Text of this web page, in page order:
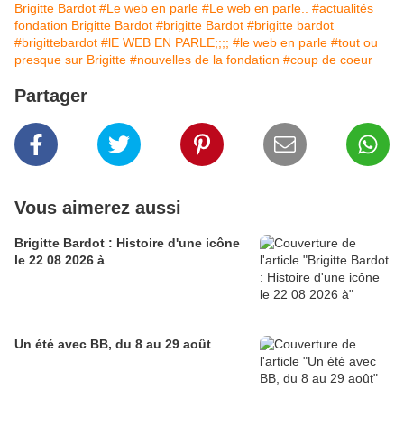
Brigitte Bardot #Le web en parle #Le web en parle..
#actualités
fondation Brigitte Bardot #brigitte Bardot #brigitte bardot
#brigittebardot #lE WEB EN PARLE;;;; #le web en parle #tout ou
presque sur Brigitte #nouvelles de la fondation #coup de coeur
Partager
Vous aimerez aussi
Brigitte Bardot : Histoire d'une icône
le 22 08 2026 à
Un été avec BB, du 8 au 29 août